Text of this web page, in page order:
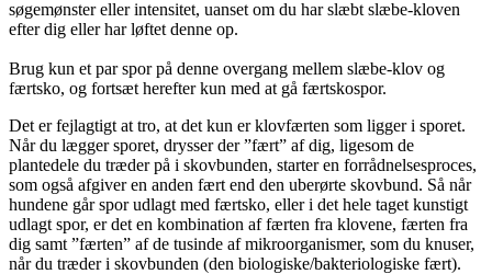
søgemønster eller intensitet, uanset om du har slæbt slæbe-kloven
efter dig eller har løftet denne op.
Brug kun et par spor på denne overgang mellem slæbe-klov og
færtsko, og fortsæt herefter kun med at gå færtskospor.
Det er fejlagtigt at tro, at det kun er klovfærten som ligger i sporet.
Når du lægger sporet, drysser der ”fært” af dig, ligesom de
plantedele du træder på i skovbunden, starter en forrådnelsesproces,
som også afgiver en anden fært end den uberørte skovbund. Så når
hundene går spor udlagt med færtsko, eller i det hele taget kunstigt
udlagt spor, er det en kombination af færten fra klovene, færten fra
dig samt ”færten” af de tusinde af mikroorganismer, som du knuser,
når du træder i skovbunden (den biologiske/bakteriologiske fært).